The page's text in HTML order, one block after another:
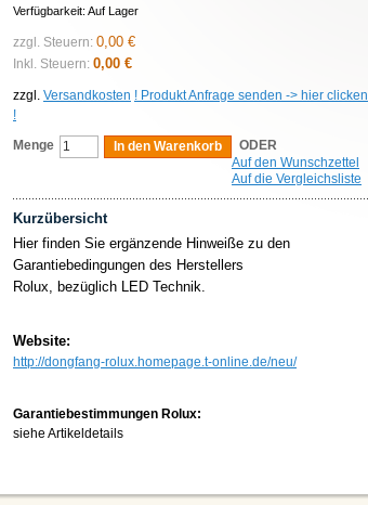
Verfügbarkeit: Auf Lager
zzgl. Steuern: 0,00 €
Inkl. Steuern: 0,00 €
zzgl. Versandkosten ! Produkt Anfrage senden -> hier clicken
!
Menge
In den Warenkorb
ODER
Auf den Wunschzettel
Auf die Vergleichsliste
Kurzübersicht
Hier finden Sie ergänzende Hinweiße zu den
Garantiebedingungen des Herstellers
Rolux, bezüglich LED Technik.
Website:
http://dongfang-rolux.homepage.t-online.de/neu/
Garantiebestimmungen Rolux:
siehe Artikeldetails